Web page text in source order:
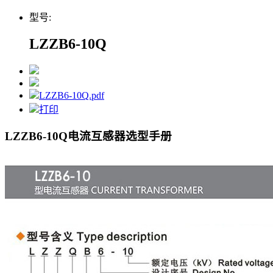
型号:
LZZB6-10Q
LZZB6-10Q.pdf
打印
LZZB6-10Q电流互感器选型手册